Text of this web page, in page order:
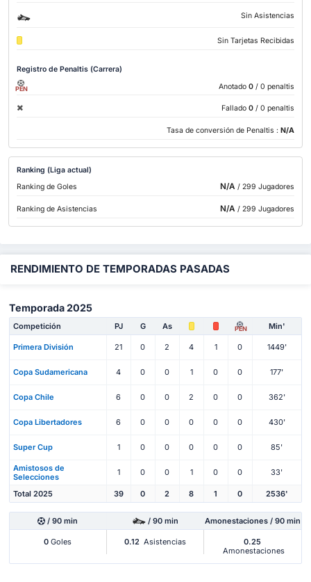
Sin Asistencias
Sin Tarjetas Recibidas
Registro de Penaltis (Carrera)
PEN Anotado 0 / 0 penaltis
Fallado 0 / 0 penaltis
Tasa de conversión de Penaltis : N/A
Ranking (Liga actual)
Ranking de Goles
N/A / 299 Jugadores
Ranking de Asistencias N/A / 299 Jugadores
RENDIMIENTO DE TEMPORADAS PASADAS
Temporada 2025
Competición PJ G As PEN Min'
Primera División 21 0 2 4 1 0 1449'
Copa Sudamericana 4 0 0 1 0 0 177'
Copa Chile 6 0 0 2 0 0 362'
Copa Libertadores 6 0 0 0 0 0 430'
Super Cup 1 0 0 0 0 0 85'
Amistosos de
Selecciones
1 0 0 1 0 0 33'
Total 2025 39 0 2 8 1 0 2536'
/ 90 min / 90 min Amonestaciones / 90 min
0 Goles 0.12 Asistencias
0.25
Amonestaciones